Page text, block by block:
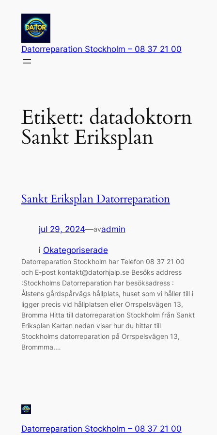
innehåll
Datorreparation Stockholm – 08 37 21 00
Etikett: datadoktorn
Sankt Eriksplan
Sankt Eriksplan Datorreparation
jul 29, 2024—avadmin
i Okategoriserade
Datorreparation Stockholm har Telefon 08 37 21 00
och E-post kontakt@datorhjalp.se Besöks address
:Stockholms Datorreparation har besöksadress :
Ålstens gårdspårvägs hållplats, huset som vi håller till i
ligger precis vid hållplatsen eller Orrspelsvägen 13,
Bromma Hitta till datorreparation Stockholm från Sankt
Eriksplan Kartan nedan visar hur du hittar till
Stockholms datorreparation på Orrspelsvägen 13,
Brommma.…
Datorreparation Stockholm – 08 37 21 00